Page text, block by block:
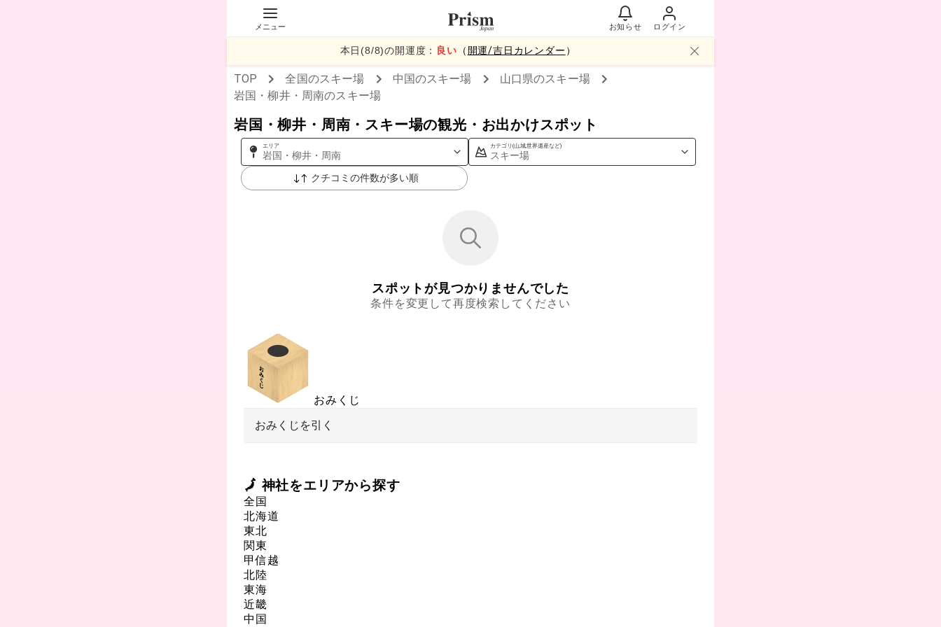
メニュー お知らせ ログイン
本日(8/8)の開運度： 良い （ 開運/吉日カレンダー ）
TOP 全国のスキー場 中国のスキー場 山口県のスキー場
岩国・柳井・周南のスキー場
岩国・柳井・周南・スキー場の観光・お出かけスポット
エリア
岩国・柳井・周南
カテゴリ(山,城,世界遺産など)
スキー場
クチコミの件数が多い順
スポットが見つかりませんでした
条件を変更して再度検索してください
おみくじ
おみくじを引く
🗾 神社をエリアから探す
全国
北海道
東北
関東
甲信越
北陸
東海
近畿
中国